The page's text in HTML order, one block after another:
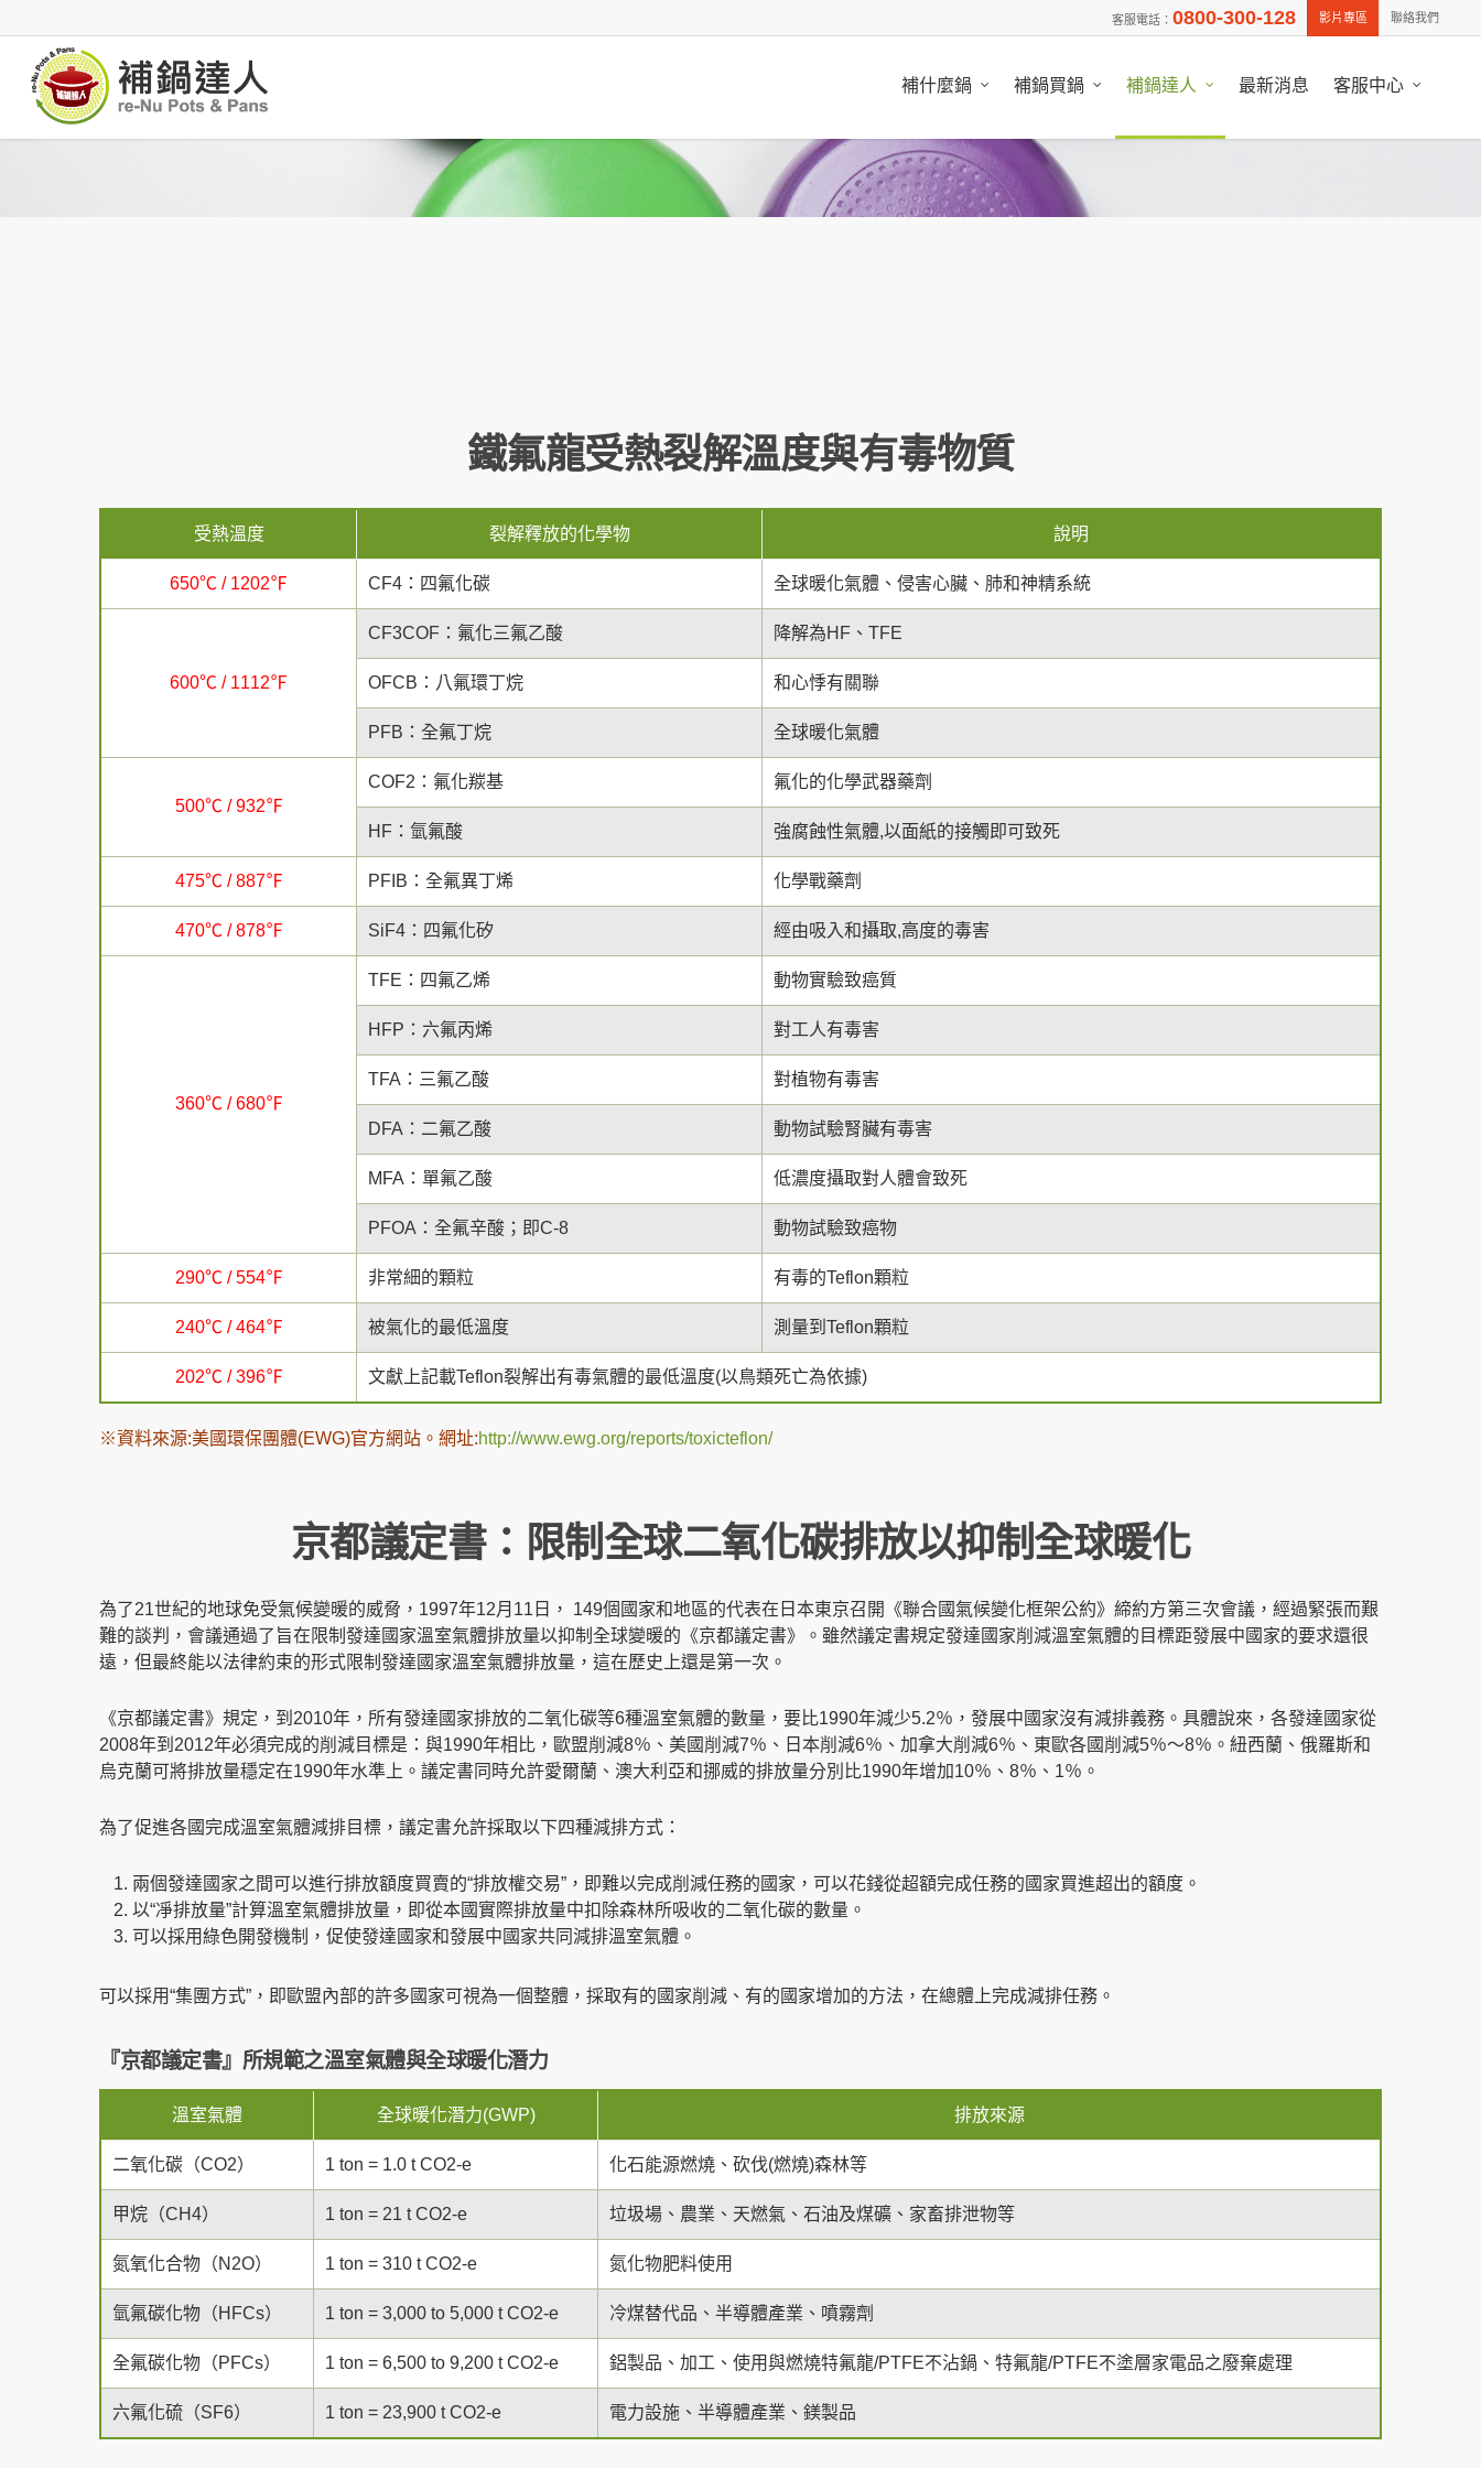
客服電話： 0800-300-128 影片專區 聯絡我們
補什麼鍋 補鍋買鍋 補鍋達人 最新消息 客服中心
鐵氟龍受熱裂解溫度與有毒物質
受熱溫度 裂解釋放的化學物 說明
650℃ / 1202℉ CF4：四氟化碳 全球暖化氣體、侵害心臟、肺和神精系統
600℃ / 1112℉
CF3COF：氟化三氟乙酸 降解為HF、TFE
OFCB：八氟環丁烷 和心悸有關聯
PFB：全氟丁烷 全球暖化氣體
500℃ / 932℉
COF2：氟化羰基 氟化的化學武器藥劑
HF：氫氟酸 強腐蝕性氣體,以面紙的接觸即可致死
475℃ / 887℉ PFIB：全氟異丁烯 化學戰藥劑
470℃ / 878℉ SiF4：四氟化矽 經由吸入和攝取,高度的毒害
360℃ / 680℉
TFE：四氟乙烯 動物實驗致癌質
HFP：六氟丙烯 對工人有毒害
TFA：三氟乙酸 對植物有毒害
DFA：二氟乙酸 動物試驗腎臟有毒害
MFA：單氟乙酸 低濃度攝取對人體會致死
PFOA：全氟辛酸；即C-8 動物試驗致癌物
290℃ / 554℉ 非常細的顆粒 有毒的Teflon顆粒
240℃ / 464℉ 被氣化的最低溫度 測量到Teflon顆粒
202℃ / 396℉ 文獻上記載Teflon裂解出有毒氣體的最低溫度(以鳥類死亡為依據)
※資料來源:美國環保團體(EWG)官方網站。網址:http://www.ewg.org/reports/toxicteflon/
京都議定書：限制全球二氧化碳排放以抑制全球暖化
為了21世紀的地球免受氣候變暖的威脅，1997年12月11日， 149個國家和地區的代表在日本東京召開《聯合國氣候變化框架公約》締約方第三次會議，經過緊張而艱
難的談判，會議通過了旨在限制發達國家溫室氣體排放量以抑制全球變暖的《京都議定書》。雖然議定書規定發達國家削減溫室氣體的目標距發展中國家的要求還很
遠，但最終能以法律約束的形式限制發達國家溫室氣體排放量，這在歷史上還是第一次。
《京都議定書》規定，到2010年，所有發達國家排放的二氧化碳等6種溫室氣體的數量，要比1990年減少5.2％，發展中國家沒有減排義務。具體說來，各發達國家從
2008年到2012年必須完成的削減目標是：與1990年相比，歐盟削減8％、美國削減7％、日本削減6％、加拿大削減6％、東歐各國削減5％～8％。紐西蘭、俄羅斯和
烏克蘭可將排放量穩定在1990年水準上。議定書同時允許愛爾蘭、澳大利亞和挪威的排放量分別比1990年增加10％、8％、1％。
為了促進各國完成溫室氣體減排目標，議定書允許採取以下四種減排方式：
兩個發達國家之間可以進行排放額度買賣的“排放權交易”，即難以完成削減任務的國家，可以花錢從超額完成任務的國家買進超出的額度。
以“凈排放量”計算溫室氣體排放量，即從本國實際排放量中扣除森林所吸收的二氧化碳的數量。
可以採用綠色開發機制，促使發達國家和發展中國家共同減排溫室氣體。
可以採用“集團方式”，即歐盟內部的許多國家可視為一個整體，採取有的國家削減、有的國家增加的方法，在總體上完成減排任務。
『京都議定書』所規範之溫室氣體與全球暖化潛力
溫室氣體 全球暖化潛力(GWP) 排放來源
二氧化碳（CO2） 1 ton = 1.0 t CO2-e 化石能源燃燒、砍伐(燃燒)森林等
甲烷（CH4） 1 ton = 21 t CO2-e 垃圾場、農業、天燃氣、石油及煤礦、家畜排泄物等
氮氧化合物（N2O） 1 ton = 310 t CO2-e 氮化物肥料使用
氫氟碳化物（HFCs） 1 ton = 3,000 to 5,000 t CO2-e 冷煤替代品、半導體產業、噴霧劑
全氟碳化物（PFCs） 1 ton = 6,500 to 9,200 t CO2-e 鋁製品、加工、使用與燃燒特氟龍/PTFE不沾鍋、特氟龍/PTFE不塗層家電品之廢棄處理
六氟化硫（SF6） 1 ton = 23,900 t CO2-e 電力設施、半導體產業、鎂製品